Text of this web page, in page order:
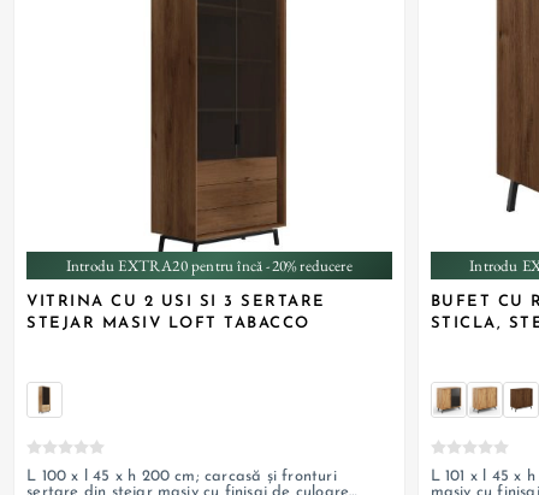
Introdu EXTRA20 pentru încă -20% reducere
VITRINA CU 2 USI SI 3 SERTARE
STEJAR MASIV LOFT TABACCO
L 100 x l 45 x h 200 cm; carcasă și fronturi
sertare din stejar masiv cu finisaj de culoare
Introdu
BUFET CU
STICLA,
L 101 x l 45 x
masiv cu